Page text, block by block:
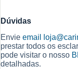
Dúvidas
Envie email
prestar todos os
pode visitar o nosso
detalhadas.